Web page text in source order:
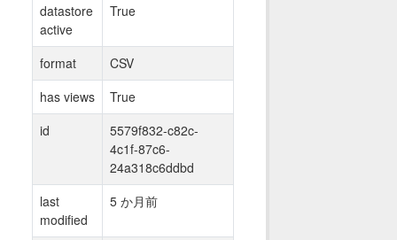
datastore
active
True
format
CSV
has views
True
id
5579f832-c82c-
4c1f-87c6-
24a318c6ddbd
last
modified
5 か月前